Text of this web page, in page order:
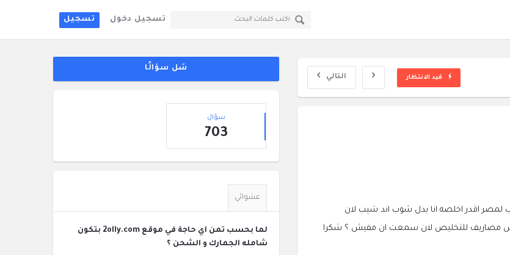
تسجيل دخول تسجيل
قولي
سؤال
وجواب
القائمة
التالي قيد الانتظار
اقدر اخلصه انا بدل شوب اند شيب لان
مصاريف للتخليص لان سمعت ان مفيش ؟ شكرا
سَل سؤالًا
إحصائيات
سؤال
703
عشوائي
لما بحسب تمن اي حاجة في موقع 2olly.com بتكون
شامله الجمارك و الشحن ؟